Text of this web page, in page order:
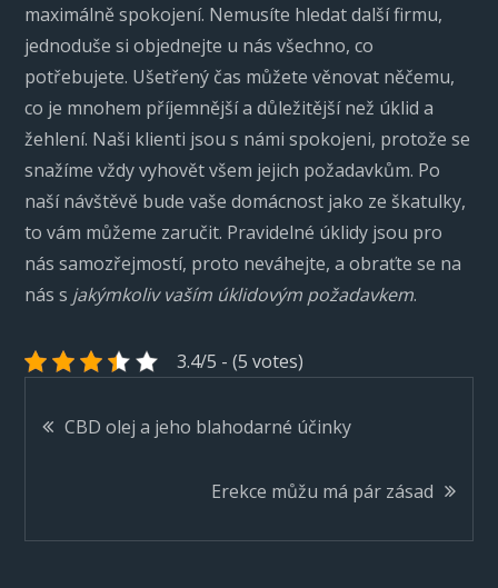
maximálně spokojení. Nemusíte hledat další firmu,
jednoduše si objednejte u nás všechno, co
potřebujete. Ušetřený čas můžete věnovat něčemu,
co je mnohem příjemnější a důležitější než úklid a
žehlení. Naši klienti jsou s námi spokojeni, protože se
snažíme vždy vyhovět všem jejich požadavkům. Po
naší návštěvě bude vaše domácnost jako ze škatulky,
to vám můžeme zaručit. Pravidelné úklidy jsou pro
nás samozřejmostí, proto neváhejte, a obraťte se na
nás s jakýmkoliv vaším úklidovým požadavkem.
3.4/5 - (5 votes)
Navigace
příspěvek
CBD olej a jeho blahodarné účinky
Erekce můžu má pár zásad